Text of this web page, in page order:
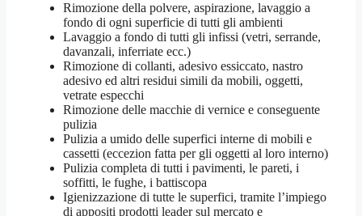
Rimozione della polvere, aspirazione, lavaggio a
fondo di ogni superficie di tutti gli ambienti
Lavaggio a fondo di tutti gli infissi (vetri, serrande,
davanzali, inferriate ecc.)
Rimozione di collanti, adesivo essiccato, nastro
adesivo ed altri residui simili da mobili, oggetti,
vetrate especchi
Rimozione delle macchie di vernice e conseguente
pulizia
Pulizia a umido delle superfici interne di mobili e
cassetti (eccezion fatta per gli oggetti al loro interno)
Pulizia completa di tutti i pavimenti, le pareti, i
soffitti, le fughe, i battiscopa
Igienizzazione di tutte le superfici, tramite l’impiego
di appositi prodotti leader sul mercato e